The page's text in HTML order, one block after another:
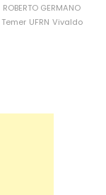
ROBERTO GERMANO
Temer UFRN Vivaldo